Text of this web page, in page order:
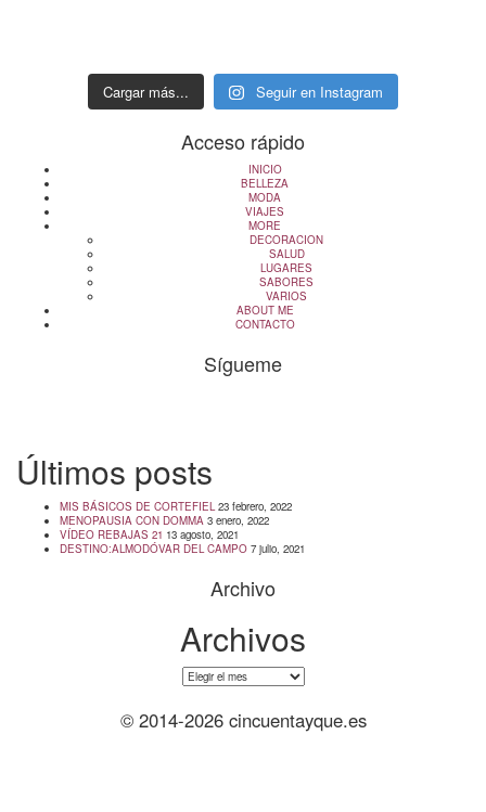
Cargar más... Seguir en Instagram
Acceso rápido
INICIO
BELLEZA
MODA
VIAJES
MORE
DECORACION
SALUD
LUGARES
SABORES
VARIOS
ABOUT ME
CONTACTO
Sígueme
Últimos posts
MIS BÁSICOS DE CORTEFIEL 23 febrero, 2022
MENOPAUSIA CON DOMMA 3 enero, 2022
VÍDEO REBAJAS 21 13 agosto, 2021
DESTINO:ALMODÓVAR DEL CAMPO 7 julio, 2021
Archivo
Archivos
Archivos
© 2014-2026 cincuentayque.es